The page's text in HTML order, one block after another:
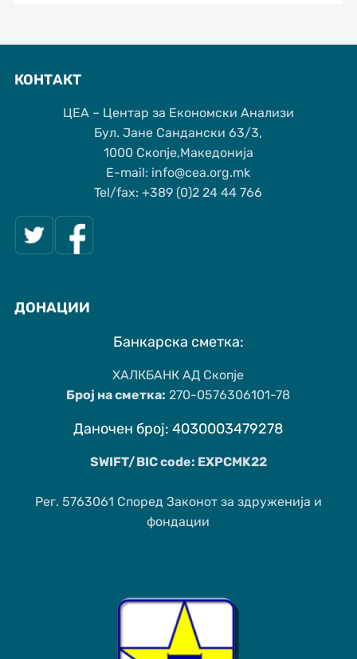
КОНТАКТ
ЦЕА – Центар за Економски Анализи
Бул. Јане Сандански 63/3,
1000 Скопје,Македонија
Е-mail: info@cea.org.mk
Tel/fax: +389 (0)2 24 44 766
ДОНАЦИИ
Банкарска сметка:
ХАЛКБАНК АД Скопје
Број на сметка: 270-0576306101-78
Даночен број: 4030003479278
SWIFT/BIC code: EXPCMK22
Рег. 5763061 Според Законот за здруженија и
фондации